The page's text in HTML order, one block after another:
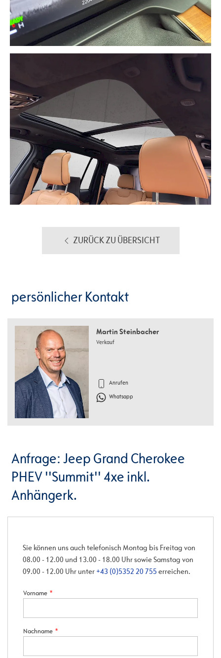
ZURÜCK ZU ÜBERSICHT
persönlicher Kontakt
Martin Steinbacher
Verkauf
Anrufen
Whatsapp
Anfrage: Jeep Grand Cherokee
PHEV ''Summit'' 4xe inkl.
Anhängerk.
Sie können uns auch telefonisch Montag bis Freitag von
08.00 - 12.00 und 13.00 - 18.00 Uhr sowie Samstag von
09.00 - 12.00 Uhr unter +43 (0)5352 20 755 erreichen.